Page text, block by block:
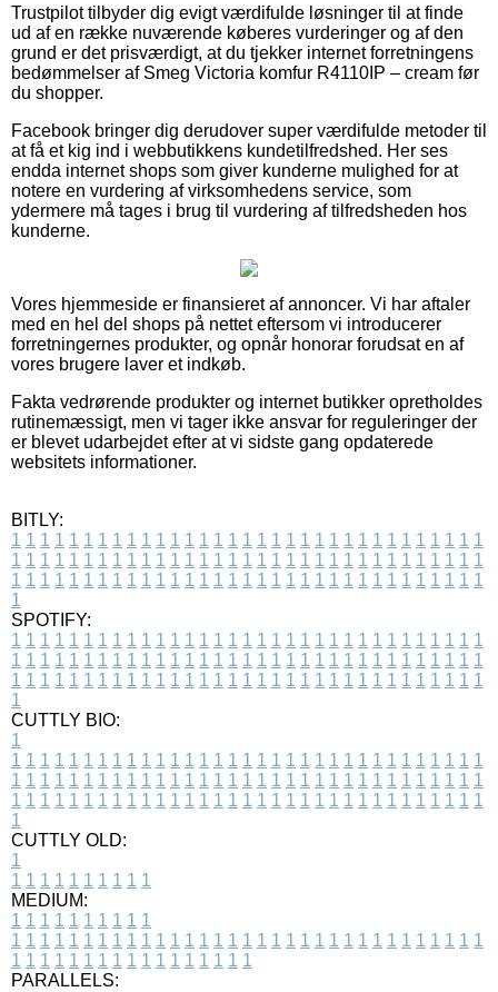
Trustpilot tilbyder dig evigt værdifulde løsninger til at finde
ud af en række nuværende køberes vurderinger og af den
grund er det prisværdigt, at du tjekker internet forretningens
bedømmelser af Smeg Victoria komfur R4110IP – cream før
du shopper.
Facebook bringer dig derudover super værdifulde metoder til
at få et kig ind i webbutikkens kundetilfredshed. Her ses
endda internet shops som giver kunderne mulighed for at
notere en vurdering af virksomhedens service, som
ydermere må tages i brug til vurdering af tilfredsheden hos
kunderne.
Vores hjemmeside er finansieret af annoncer. Vi har aftaler
med en hel del shops på nettet eftersom vi introducerer
forretningernes produkter, og opnår honorar forudsat en af
vores brugere laver et indkøb.
Fakta vedrørende produkter og internet butikker opretholdes
rutinemæssigt, men vi tager ikke ansvar for reguleringer der
er blevet udarbejdet efter at vi sidste gang opdaterede
websitets informationer.
BITLY:
1 1 1 1 1 1 1 1 1 1 1 1 1 1 1 1 1 1 1 1 1 1 1 1 1 1 1 1 1 1 1 1 1
1 1 1 1 1 1 1 1 1 1 1 1 1 1 1 1 1 1 1 1 1 1 1 1 1 1 1 1 1 1 1 1 1
1 1 1 1 1 1 1 1 1 1 1 1 1 1 1 1 1 1 1 1 1 1 1 1 1 1 1 1 1 1 1 1 1
1
SPOTIFY:
1 1 1 1 1 1 1 1 1 1 1 1 1 1 1 1 1 1 1 1 1 1 1 1 1 1 1 1 1 1 1 1 1
1 1 1 1 1 1 1 1 1 1 1 1 1 1 1 1 1 1 1 1 1 1 1 1 1 1 1 1 1 1 1 1 1
1 1 1 1 1 1 1 1 1 1 1 1 1 1 1 1 1 1 1 1 1 1 1 1 1 1 1 1 1 1 1 1 1
1
CUTTLY BIO:
1
1 1 1 1 1 1 1 1 1 1 1 1 1 1 1 1 1 1 1 1 1 1 1 1 1 1 1 1 1 1 1 1 1
1 1 1 1 1 1 1 1 1 1 1 1 1 1 1 1 1 1 1 1 1 1 1 1 1 1 1 1 1 1 1 1 1
1 1 1 1 1 1 1 1 1 1 1 1 1 1 1 1 1 1 1 1 1 1 1 1 1 1 1 1 1 1 1 1 1
1
CUTTLY OLD:
1
1 1 1 1 1 1 1 1 1 1
MEDIUM:
1 1 1 1 1 1 1 1 1 1
1 1 1 1 1 1 1 1 1 1 1 1 1 1 1 1 1 1 1 1 1 1 1 1 1 1 1 1 1 1 1 1 1
1 1 1 1 1 1 1 1 1 1 1 1 1 1 1 1 1
PARALLELS: